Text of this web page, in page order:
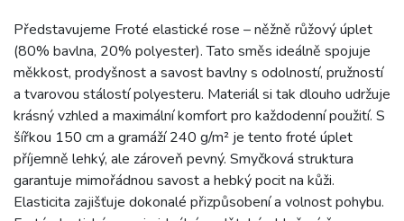
Představujeme Froté elastické rose – něžně růžový úplet
(80% bavlna, 20% polyester). Tato směs ideálně spojuje
měkkost, prodyšnost a savost bavlny s odolností, pružností
a tvarovou stálostí polyesteru. Materiál si tak dlouho udržuje
krásný vzhled a maximální komfort pro každodenní použití. S
šířkou 150 cm a gramáží 240 g/m² je tento froté úplet
příjemně lehký, ale zároveň pevný. Smyčková struktura
garantuje mimořádnou savost a hebký pocit na kůži.
Elasticita zajišťuje dokonalé přizpůsobení a volnost pohybu.